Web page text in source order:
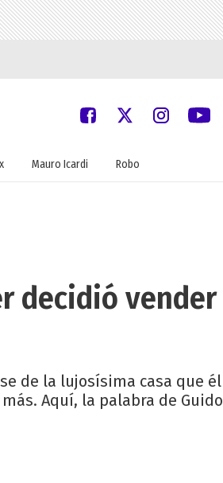
Mauro Icardi Robo
decidió vender
de la lujosísima casa que él
Aquí, la palabra de Guido